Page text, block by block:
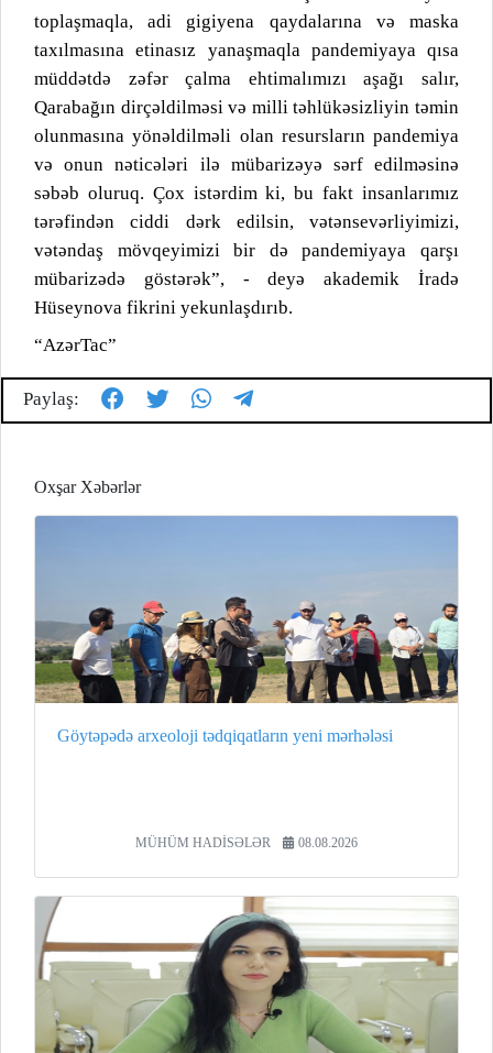
toplaşmaqla, adi gigiyena qaydalarına və maska
taxılmasına etinasız yanaşmaqla pandemiyaya qısa
müddətdə zəfər çalma ehtimalımızı aşağı salır,
Qarabağın dirçəldilməsi və milli təhlükəsizliyin təmin
olunmasına yönəldilməli olan resursların pandemiya
və onun nəticələri ilə mübarizəyə sərf edilməsinə
səbəb oluruq. Çox istərdim ki, bu fakt insanlarımız
tərəfindən ciddi dərk edilsin, vətənsevərliyimizi,
vətəndaş mövqeyimizi bir də pandemiyaya qarşı
mübarizədə göstərək”, - deyə akademik İradə
Hüseynova fikrini yekunlaşdırıb.
“AzərTac”
Paylaş:
Oxşar Xəbərlər
Göytəpədə arxeoloji tədqiqatların yeni mərhələsi
MÜHÜM HADİSƏLƏR 08.08.2026